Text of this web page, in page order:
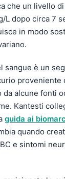
che un livello di
L dopo circa 7
in modo
sangue è un
proveniente
alcune fonti
Kantesti
guida ai
quando
e sintomi